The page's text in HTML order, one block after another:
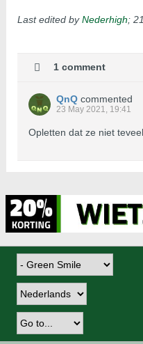
Last edited byNederhigh;
1 comment
QnQ commented
23 May 2021, 19:41
Opletten dat ze niet